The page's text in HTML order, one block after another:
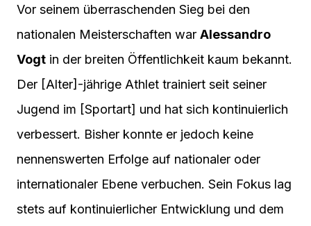
Vor seinem überraschenden Sieg bei den
nationalen Meisterschaften war Alessandro
Vogt in der breiten Öffentlichkeit kaum bekannt.
Der [Alter]-jährige Athlet trainiert seit seiner
Jugend im [Sportart] und hat sich kontinuierlich
verbessert. Bisher konnte er jedoch keine
nennenswerten Erfolge auf nationaler oder
internationaler Ebene verbuchen. Sein Fokus lag
stets auf kontinuierlicher Entwicklung und dem